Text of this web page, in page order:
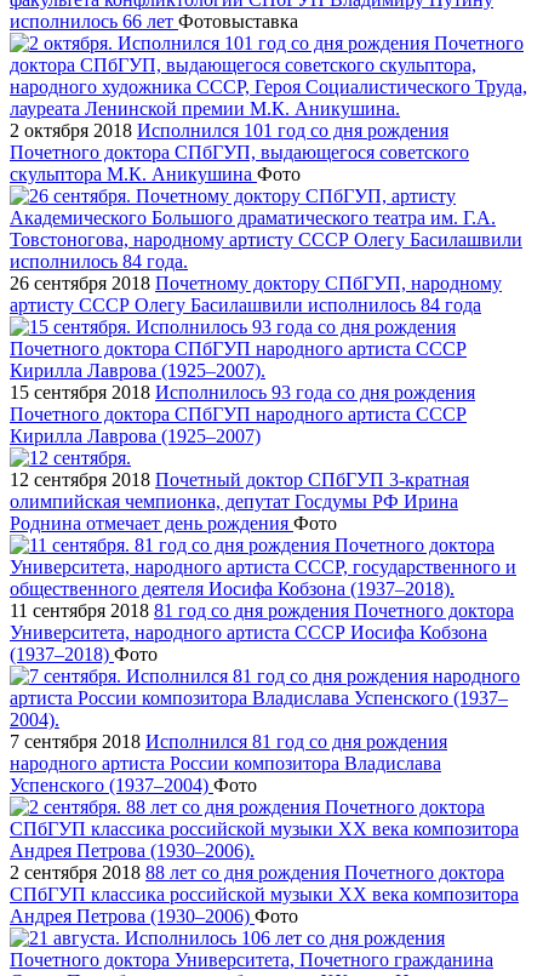
исполнилось 66 лет Фотовыставка
2 октября 2018 Исполнился 101 год со дня рождения
Почетного доктора СПбГУП, выдающегося советского
скульптора М.К. Аникушина Фото
26 сентября 2018 Почетному доктору СПбГУП, народному
артисту СССР Олегу Басилашвили исполнилось 84 года
15 сентября 2018 Исполнилось 93 года со дня рождения
Почетного доктора СПбГУП народного артиста СССР
Кирилла Лаврова (1925–2007)
12 сентября 2018 Почетный доктор СПбГУП 3-кратная
олимпийская чемпионка, депутат Госдумы РФ Ирина
Роднина отмечает день рождения Фото
11 сентября 2018 81 год со дня рождения Почетного доктора
Университета, народного артиста СССР Иосифа Кобзона
(1937–2018) Фото
7 сентября 2018 Исполнился 81 год со дня рождения
народного артиста России композитора Владислава
Успенского (1937–2004) Фото
2 сентября 2018 88 лет со дня рождения Почетного доктора
СПбГУП классика российской музыки ХХ века композитора
Андрея Петрова (1930–2006) Фото